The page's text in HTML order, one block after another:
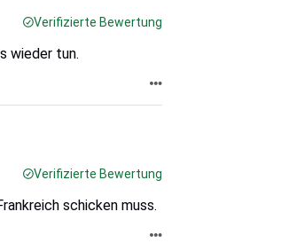
Verifizierte Bewertung
wieder tun.
Verifizierte Bewertung
schicken muss.